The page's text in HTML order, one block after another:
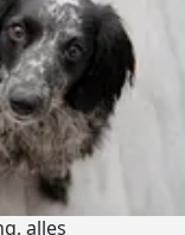
alles